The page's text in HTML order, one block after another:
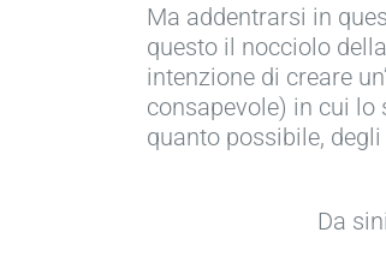
Ma addentrarsi in
questo il nocciolo
intenzione di creare
consapevole) in cui
quanto possibile,
Da